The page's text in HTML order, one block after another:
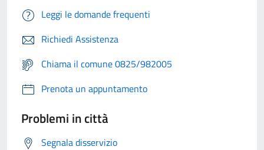
Leggi le domande frequenti
Richiedi Assistenza
Chiama il comune 0825/982005
Prenota un appuntamento
Problemi in città
Segnala disservizio